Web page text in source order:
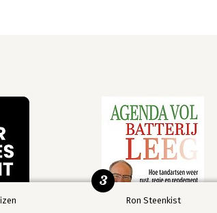
therapeutische
verhaal te doen
Ron Steenkist
3